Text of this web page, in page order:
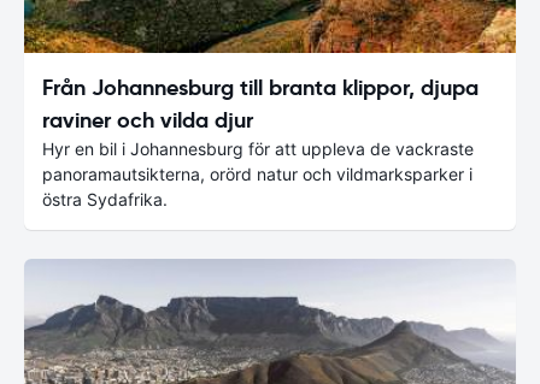
Från Johannesburg till branta klippor, djupa
raviner och vilda djur
Hyr en bil i Johannesburg för att uppleva de vackraste
panoramautsikterna, orörd natur och vildmarksparker i
östra Sydafrika.